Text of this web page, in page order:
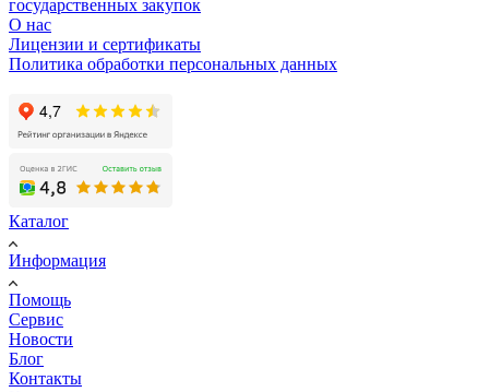
государственных закупок
О нас
Лицензии и сертификаты
Политика обработки персональных данных
Каталог
Информация
Помощь
Сервис
Новости
Блог
Контакты